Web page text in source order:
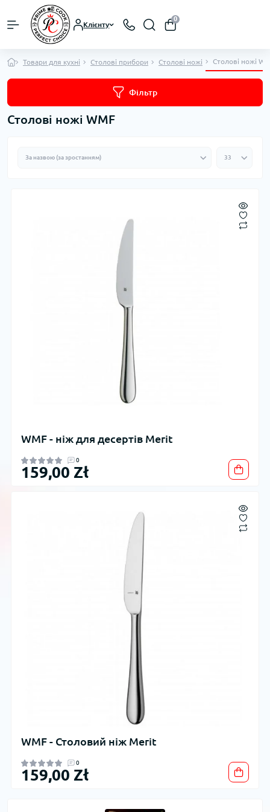
Клієнту
0
Товари для кухні Столові прибори Столові ножі Столові ножі
Фільтр
Столові ножі WMF
WMF - ніж для десертів Merit
0
159,00 Zł
WMF - Столовий ніж Merit
0
159,00 Zł